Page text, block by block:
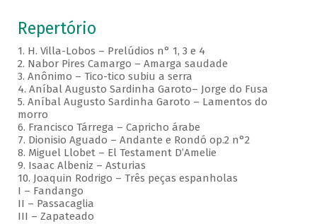
Repertório
1. H. Villa-Lobos – Prelúdios n° 1, 3 e 4
2. Nabor Pires Camargo – Amarga saudade
3. Anônimo – Tico-tico subiu a serra
4. Aníbal Augusto Sardinha Garoto– Jorge do Fusa
5. Aníbal Augusto Sardinha Garoto – Lamentos do
morro
6. Francisco Tárrega – Capricho árabe
7. Dionisio Aguado – Andante e Rondó op.2 n°2
8. Miguel Llobet – El Testament D’Amelie
9. Isaac Albeniz – Asturias
10. Joaquin Rodrigo – Três peças espanholas
I – Fandango
II – Passacaglia
III – Zapateado